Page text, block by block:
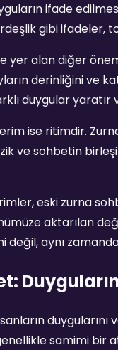
ifade
gibi ifadeler,
yer alan diğer
derinliğini ve
duygular yaratır
ise ritimdir.
ve sohbetin
eski zurna
aktarılan
değil, aynı
samimi bir